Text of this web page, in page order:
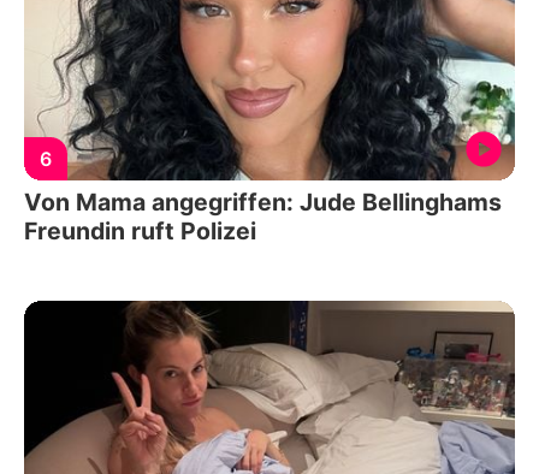
6
Von Mama angegriffen: Jude Bellinghams
Freundin ruft Polizei